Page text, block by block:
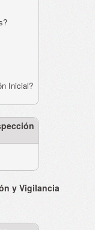
Inicial?
y Vigilancia